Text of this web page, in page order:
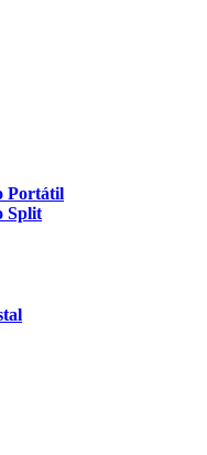
Portátil
Split